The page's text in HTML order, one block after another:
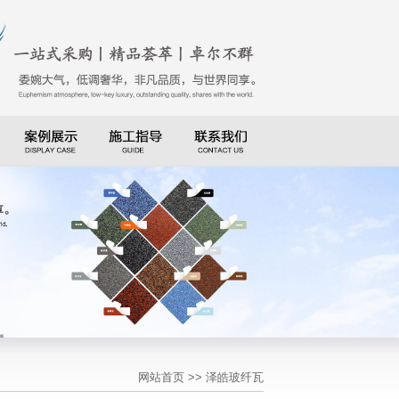
网站首页 >> 泽皓玻纤瓦